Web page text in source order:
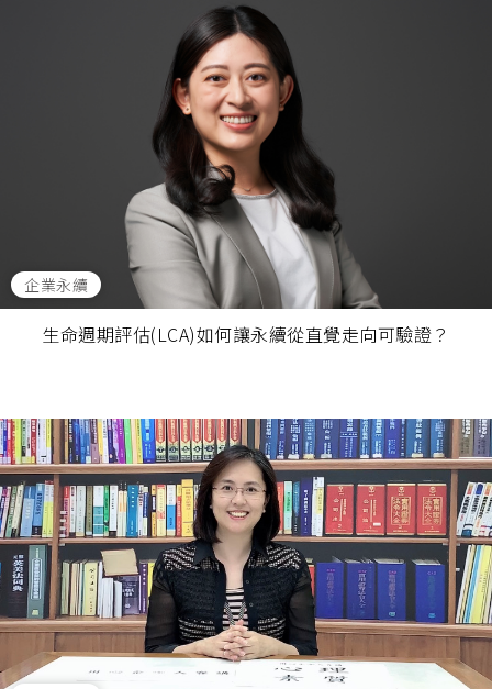
企業永續
生命週期評估(LCA)如何讓永續從直覺走向可驗證？